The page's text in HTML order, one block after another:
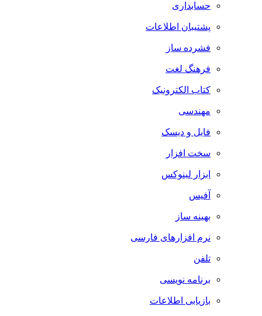
حسابداری
پشتیبان اطلاعات
فشرده ساز
فرهنگ لغت
کتاب الکترونیک
مهندسی
فایل و دیسک
سخت افزار
ابزار لینوکس
آفیس
بهینه ساز
نرم افزارهای فارسی
تلفن
برنامه نویسی
بازیابی اطلاعات